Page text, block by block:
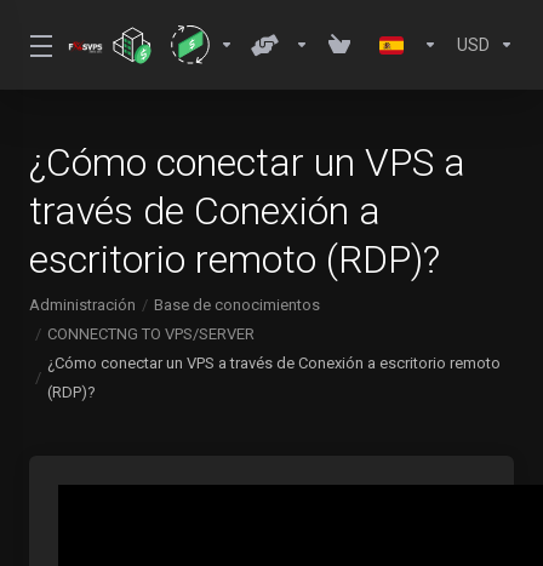
USD
¿Cómo conectar un VPS a
través de Conexión a
escritorio remoto (RDP)?
Administración
Base de conocimientos
CONNECTNG TO VPS/SERVER
¿Cómo conectar un VPS a través de Conexión a escritorio remoto
(RDP)?